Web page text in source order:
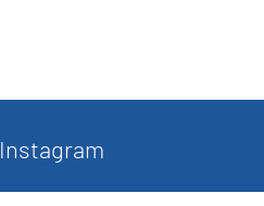
Instagram